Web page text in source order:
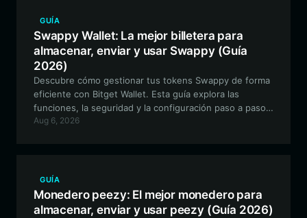
GUÍA
Swappy Wallet: La mejor billetera para
almacenar, enviar y usar Swappy (Guía
2026)
Descubre cómo gestionar tus tokens Swappy de forma
eficiente con Bitget Wallet. Esta guía explora las
funciones, la seguridad y la configuración paso a paso
necesarias para navegar por el ecosistema EVM con
Aug 6, 2026
GUÍA
Monedero peezy: El mejor monedero para
almacenar, enviar y usar peezy (Guía 2026)